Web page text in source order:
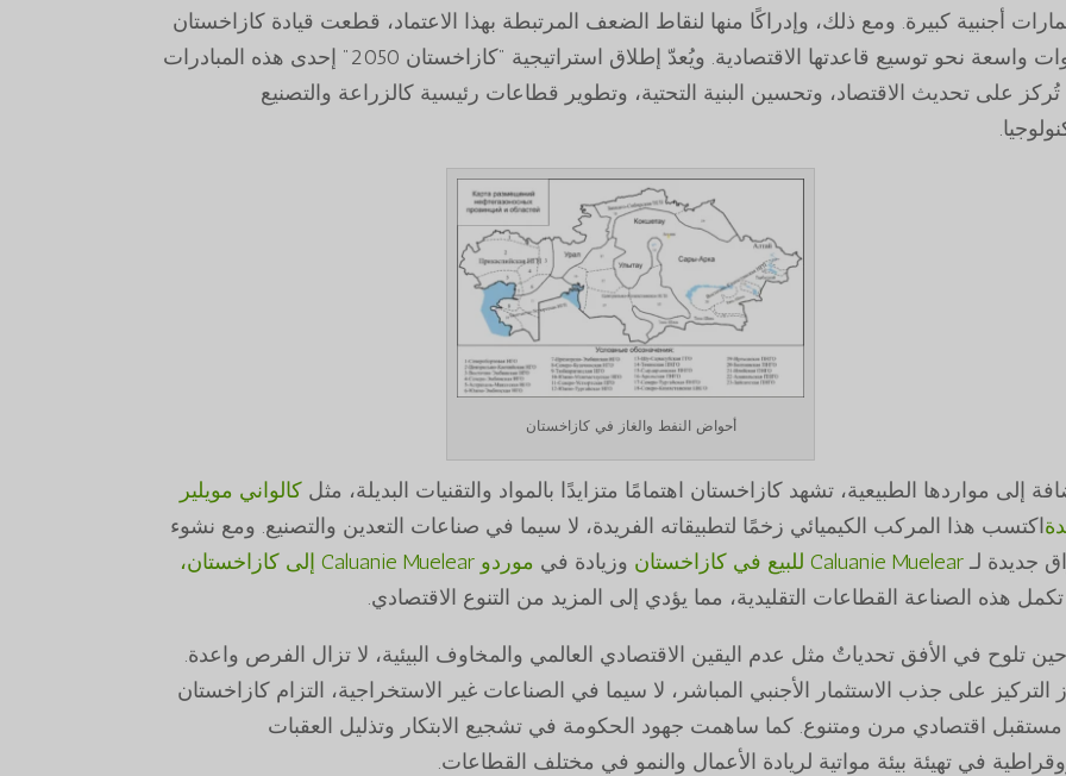
أجنبية كبيرة. ومع ذلك، وإدراكًا منها لنقاط الضعف المرتبطة بهذا الاعتماد، قطعت قيادة كازاخستان
خطوات واسعة نحو توسيع قاعدتها الاقتصادية. ويُعدّ إطلاق استراتيجية "كازاخستان 2050" إحدى هذه المبادرات
تُركز على تحديث الاقتصاد، وتحسين البنية التحتية، وتطوير قطاعات رئيسية كالزراعة والتصنيع
أحواض النفط والغاز في كازاخستان
إلى مواردها الطبيعية، تشهد كازاخستان اهتمامًا متزايدًا بالمواد والتقنيات البديلة، مثل كالواني مويلير
اكتسب هذا المركب الكيميائي زخمًا لتطبيقاته الفريدة، لا سيما في صناعات التعدين والتصنيع. ومع نشوء
جديدة لـ Caluanie Muelear للبيع في كازاخستان وزيادة في موردو Caluanie Muelear إلى كازاخستان،
هذه الصناعة القطاعات التقليدية، مما يؤدي إلى المزيد من التنوع الاقتصادي.
تلوح في الأفق تحدياتٌ مثل عدم اليقين الاقتصادي العالمي والمخاوف البيئية، لا تزال الفرص واعدة.
التركيز على جذب الاستثمار الأجنبي المباشر، لا سيما في الصناعات غير الاستخراجية، التزام كازاخستان
مستقبل اقتصادي مرن ومتنوع. كما ساهمت جهود الحكومة في تشجيع الابتكار وتذليل العقبات
في تهيئة بيئة مواتية لريادة الأعمال والنمو في مختلف القطاعات.